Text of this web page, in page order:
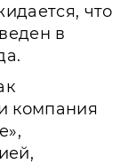
что
в
компания